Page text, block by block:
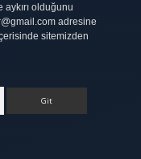
olduğunu
adresine
sitemizden